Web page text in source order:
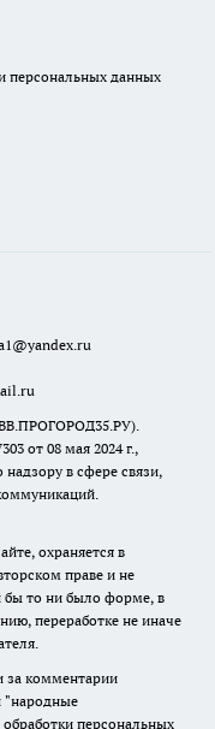
персональных данных
от 08 мая 2024 г.,
в сфере связи,
охраняется в
праве и не
бы то ни было форме, в
переработке не иначе
за комментарии
"народные
персональных